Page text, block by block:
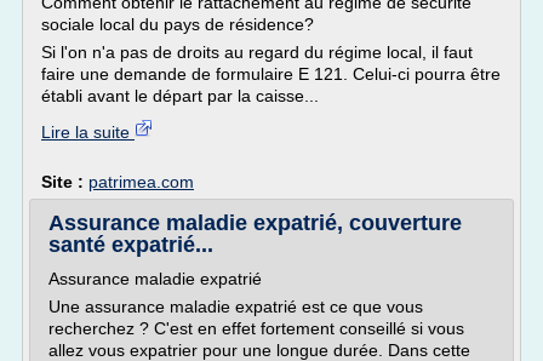
sociale local du pays de résidence?
Si l'on n'a pas de droits au regard du régime local, il faut
faire une demande de formulaire E 121. Celui-ci pourra être
établi avant le départ par la caisse...
Lire la suite
Site : patrimea.com
Assurance maladie expatrié, couverture
santé expatrié...
Assurance maladie expatrié
Une assurance maladie expatrié est ce que vous
recherchez ? C'est en effet fortement conseillé si vous
allez vous expatrier pour une longue durée. Dans cette